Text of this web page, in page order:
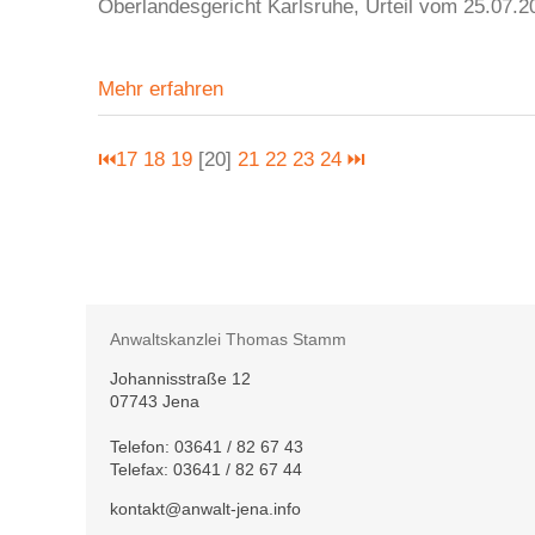
Oberlandesgericht Karlsruhe, Urteil vom
Mehr erfahren
⏮17 18 19 [20] 21 22 23 24 ⏭
Anwaltskanzlei Thomas Stamm
Johannisstraße 12
07743 Jena
Telefon: 03641 / 82 67 43
Telefax: 03641 / 82 67 44
kontakt@anwalt-jena.info